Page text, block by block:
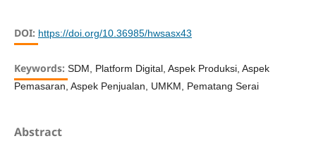
DOI: https://doi.org/10.36985/hwsasx43
Keywords: SDM, Platform Digital, Aspek Produksi, Aspek
Pemasaran, Aspek Penjualan, UMKM, Pematang Serai
Abstract